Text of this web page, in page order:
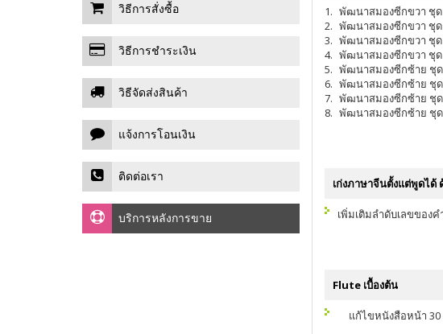
วิธีการสั่งซื้อ
วิธีการชำระเงิน
วิธีจัดส่งสินค้า
แจ้งการโอนเงิน
ติดต่อเรา
บริการหลังการขาย
1. พัฒนาสมองซีกขวา ชุด
2. พัฒนาสมองซีกขวา ชุด
3. พัฒนาสมองซีกขวา ชุ
4. พัฒนาสมองซีกขวา ชุด
5. พัฒนาสมองซีกซ้าย ชุ
6. พัฒนาสมองซีกซ้าย ชุด
7. พัฒนาสมองซีกซ้าย ชุ
8. พัฒนาสมองซีกซ้าย ชุ
เก่งภาษาจีนตั้งแต่พูดไ
เพิ่มเติมลำดับเลขของ
Flute เบื้องต้น
แก้ไขหนังสือหน้า 30